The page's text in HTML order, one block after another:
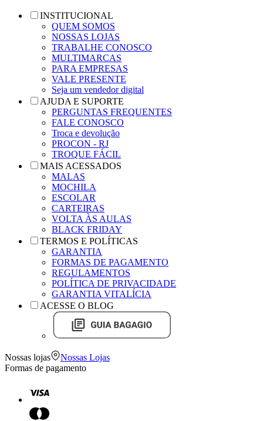
INSTITUCIONAL
QUEM SOMOS
NOSSAS LOJAS
TRABALHE CONOSCO
MULTIMARCAS
PARA EMPRESAS
VALE PRESENTE
Seja um vendedor digital
AJUDA E SUPORTE
PERGUNTAS FREQUENTES
FALE CONOSCO
Troca e devolução
PROCON - RJ
TROQUE FÁCIL
MAIS ACESSADOS
MALAS
MOCHILA
ESCOLAR
CARTEIRAS
VOLTA ÀS AULAS
BLACK FRIDAY
TERMOS E POLÍTICAS
GARANTIA
FORMAS DE PAGAMENTO
REGULAMENTOS
POLÍTICA DE PRIVACIDADE
GARANTIA VITALÍCIA
ACESSE O BLOG
Nossas lojas
Nossas Lojas
Formas de pagamento